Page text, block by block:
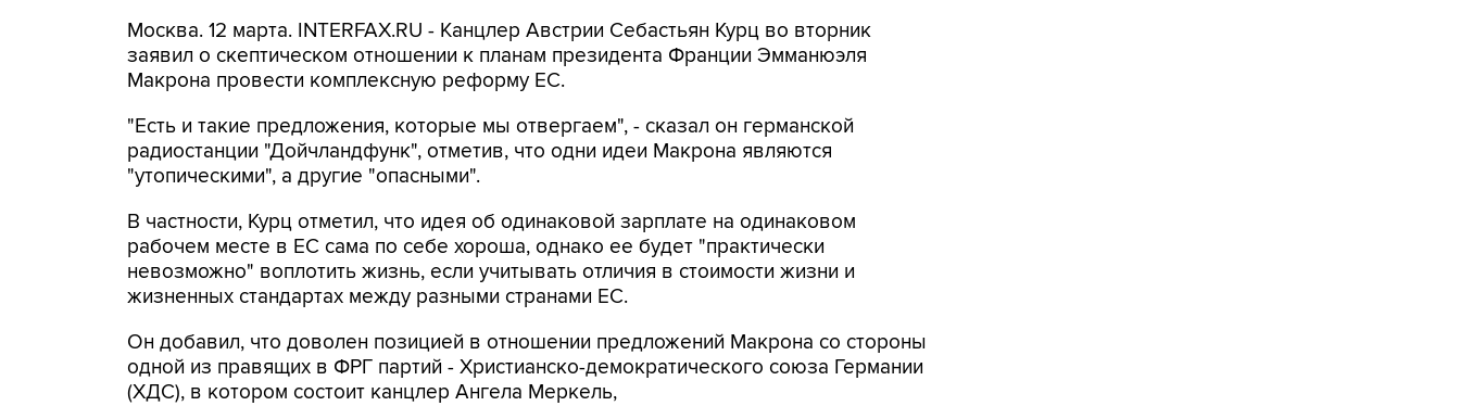
Москва. 12 марта. INTERFAX.RU - Канцлер Австрии Себастьян Курц во вторник
заявил о скептическом отношении к планам президента Франции Эмманюэля
Макрона провести комплексную реформу ЕС.
"Есть и такие предложения, которые мы отвергаем", - сказал он германской
радиостанции "Дойчландфунк", отметив, что одни идеи Макрона являются
"утопическими", а другие "опасными".
В частности, Курц отметил, что идея об одинаковой зарплате на одинаковом
рабочем месте в ЕС сама по себе хороша, однако ее будет "практически
невозможно" воплотить жизнь, если учитывать отличия в стоимости жизни и
жизненных стандартах между разными странами ЕС.
Он добавил, что доволен позицией в отношении предложений Макрона со стороны
одной из правящих в ФРГ партий - Христианско-демократического союза Германии
(ХДС), в котором состоит канцлер Ангела Меркель,